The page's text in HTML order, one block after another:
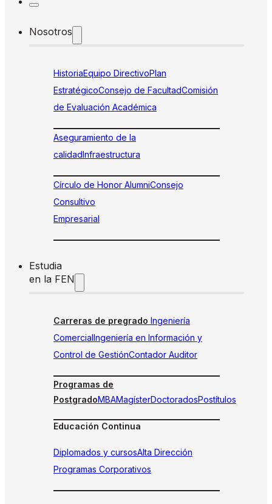
Nosotros
HistoriaEquipo DirectivoPlan
EstratégicoConsejo de FacultadComisión
de Evaluación Académica
Aseguramiento de la
calidadInfraestructura
Círculo de Honor AlumniConsejo
Consultivo
Empresarial
Estudia
en la FEN
Carreras de pregrado Ingeniería
ComercialIngeniería en Información y
Control de GestiónContador Auditor
Programas de
PostgradoMBAMagísterDoctoradosPostítulos
Educación Continua
Diplomados y cursosAlta Dirección
Programas Corporativos